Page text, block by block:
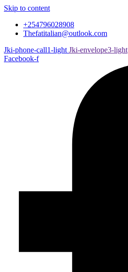
Skip to content
+254796028908
Thefatitalian@outlook.com
Jki-phone-call1-light Jki-envelope3-light
Facebook-f